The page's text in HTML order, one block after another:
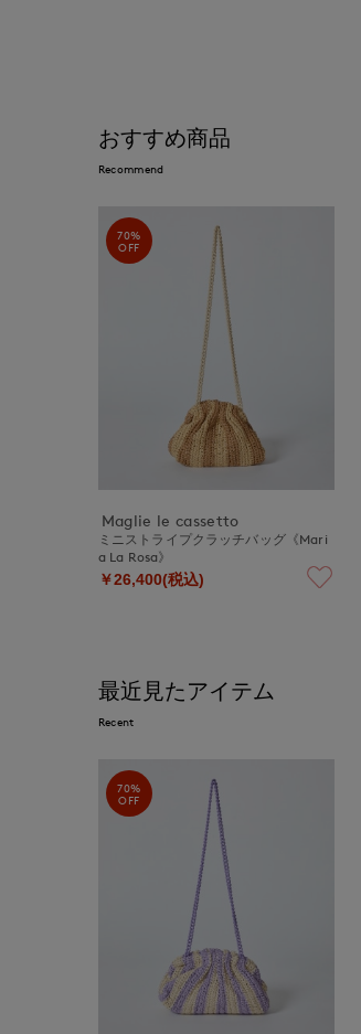
おすすめ商品
Recommend
70%
OFF
Maglie le cassetto
ミニストライプクラッチバッグ《Mari
a La Rosa》
￥26,400(税込)
最近見たアイテム
Recent
70%
OFF